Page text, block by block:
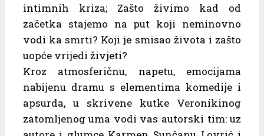
intimnih kriza; Zašto živimo kad od
začetka stajemo na put koji neminovno
vodi ka smrti? Koji je smisao života i zašto
uopće vrijedi živjeti?
Kroz atmosferičnu, napetu, emocijama
nabijenu dramu s elementima komedije i
apsurda, u skrivene kutke Veronikinog
zatomljenog uma vodi vas autorski tim: uz